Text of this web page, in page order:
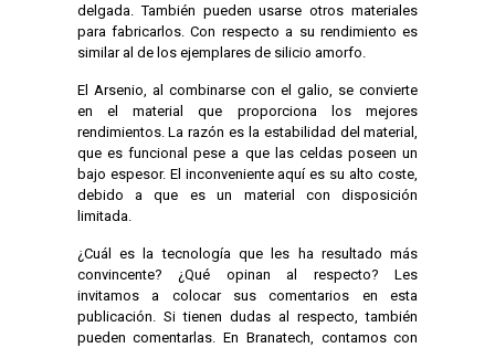
delgada. También pueden usarse otros materiales
para fabricarlos. Con respecto a su rendimiento es
similar al de los ejemplares de silicio amorfo.
El Arsenio, al combinarse con el galio, se convierte
en el material que proporciona los mejores
rendimientos. La razón es la estabilidad del material,
que es funcional pese a que las celdas poseen un
bajo espesor. El inconveniente aquí es su alto coste,
debido a que es un material con disposición
limitada.
¿Cuál es la tecnología que les ha resultado más
convincente? ¿Qué opinan al respecto? Les
invitamos a colocar sus comentarios en esta
publicación. Si tienen dudas al respecto, también
pueden comentarlas. En Branatech, contamos con